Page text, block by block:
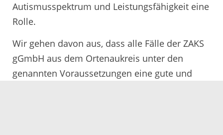
Autismusspektrum und Leistungsfähigkeit eine
Rolle.
Wir gehen davon aus, dass alle Fälle der ZAKS
gGmbH aus dem Ortenaukreis unter den
genannten Voraussetzungen eine gute und